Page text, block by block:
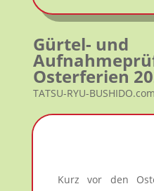
Gürtel- und
Osterferien
TATSU-RYU-
Kurz vor den